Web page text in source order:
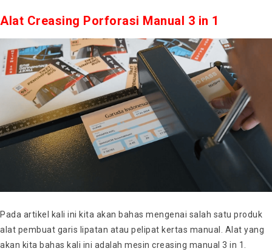
Alat Creasing Porforasi Manual 3 in 1
Pada artikel kali ini kita akan bahas mengenai salah satu produk
alat pembuat garis lipatan atau pelipat kertas manual. Alat yang
akan kita bahas kali ini adalah mesin creasing manual 3 in 1.